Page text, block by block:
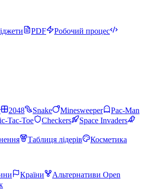
PDF
Робочий процес
2048 Snake Minesweeper
Pac-Man
Tac-Toe Checkers
Space Invaders
Таблиця лідерів
Косметика
Країни
Альтернативи Open